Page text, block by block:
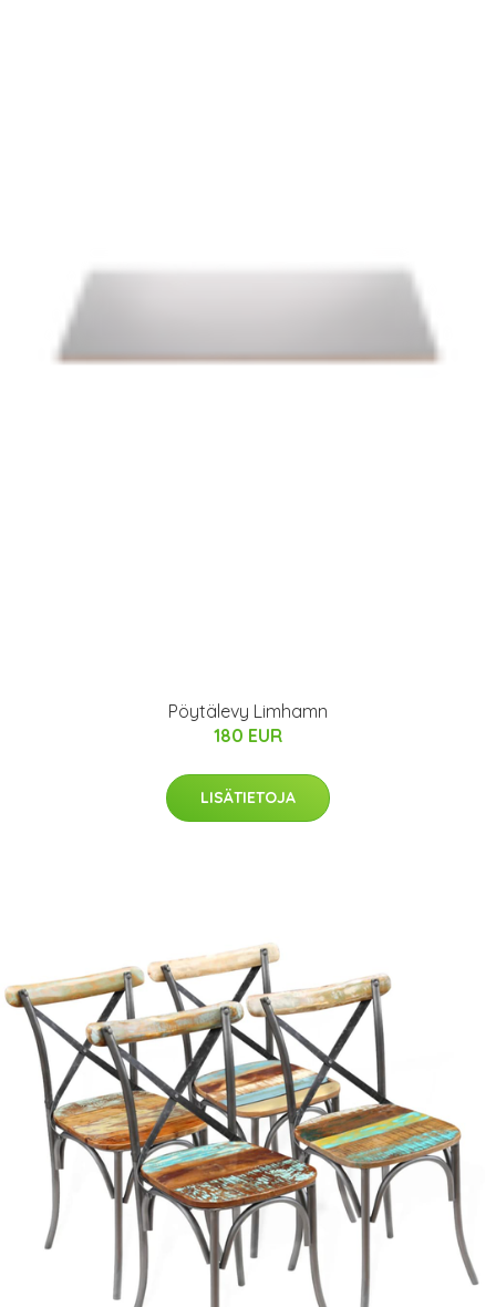
Pöytälevy Limhamn
180 EUR
LISÄTIETOJA